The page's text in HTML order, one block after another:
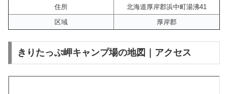
住所
北海道厚岸郡浜中町湯沸41
区域
厚岸郡
きりたっぷ岬キャンプ場の地図｜アクセス